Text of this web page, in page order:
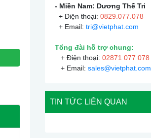
- Miền Nam: Dương Thế Tri
+ Điện thoại: 0829.077.078
+ Email: tri@vietphat.com
Tổng đài hỗ trợ chung:
+ Điện thoại: 02871 077 078
+ Email: sales@vietphat.com
TIN TỨC LIÊN QUAN